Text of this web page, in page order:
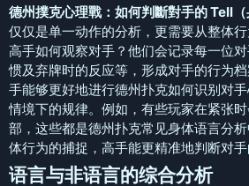
德州撲克心理戰：如何判斷對手的 Tell
仅仅是单一动作的分析，更需要从整体
高手如何观察对手？他们会记录每一位
惯及弃牌时的反应等，形成对手的行为
手能够更好地进行德州扑克如何识别对
情境下的规律。例如，有些玩家在紧张
部，这些都是德州扑克常见身体语言分
体行为的捕捉，高手能更精准地判断对手
语言与非语言的综合分析